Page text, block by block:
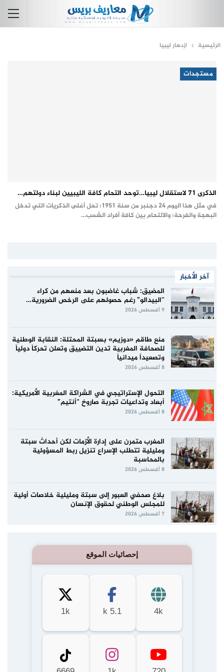
الرئيسية ازدهار ليبيا
مستجدات
الذكرى 71 لاستقلال ليبيا…توحد التحام كافة الليبيين لبناء دولتهم…
في مثل هذا اليوم 24 دجنبر من سنة 1951؛ تحل أغلى الذكريات التي تدخل
البهجة والفرحة؛ والالتحام بين كافة أفراد الشعب…
آخر الأخبار
المضيق: شباب غاضبون بعد منعهم من كراء
“البيدالو” رغم حصولهم على الرخص الضرورية…
9 أغسطس 2026
منع طاقم «دوزيم» بسبتة المحتلة: النقابة الوطنية
للصحافة المغربية تدين التضييق وتعلن تحركاً دولياً
وتصعيداً ميدانياً
8 أغسطس 2026
التحول الإستراتيجي في الشراكة المغربية الأمريكية:
أبعاد وتداعيات تجربة صاروخ “أنتيم”
8 أغسطس 2026
المغرب متمرن على إدارة الأزمات لكن أحداث سبتة
ومليلية تتطلب الإسراع تنزيل ربط المسؤولية
بالمحاسبة
8 أغسطس 2026
بلاغ صحفي العبور إلى سبتة ومليلية خلاصات أولية
للمجلس الوطني لحقوق الإنسان
7 أغسطس 2026
إحصائيات الموقع
4k
5.1 k
1k